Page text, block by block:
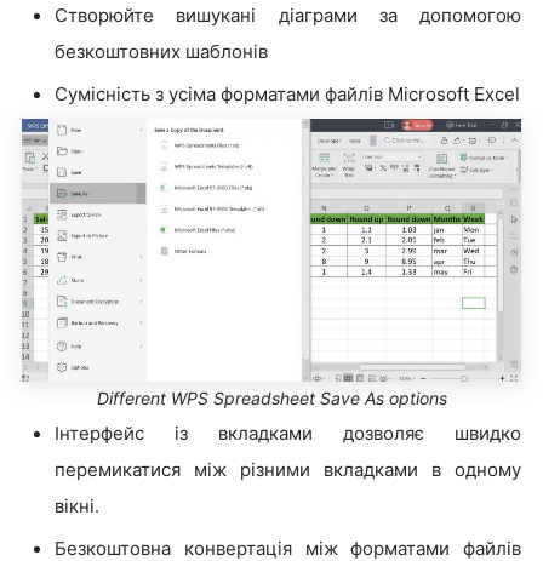
Створюйте вишукані діаграми за допомогою
безкоштовних шаблонів
Сумісність з усіма форматами файлів Microsoft Excel
Different WPS Spreadsheet Save As options
Інтерфейс із вкладками дозволяє швидко
перемикатися між різними вкладками в одному
вікні.
Безкоштовна конвертація між форматами файлів